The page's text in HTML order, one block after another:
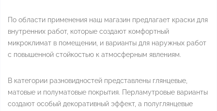
По области применения наш магазин предлагает краски для
внутренних работ, которые создают комфортный
микроклимат в помещении, и варианты для наружных работ
с повышенной стойкостью к атмосферным явлениям.
В категории разновидностей представлены глянцевые,
матовые и полуматовые покрытия. Перламутровые варианты
создают особый декоративный эффект, а полуглянцевые